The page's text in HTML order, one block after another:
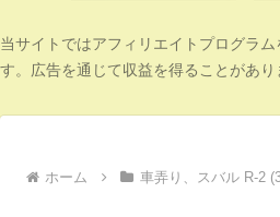
当サイトではアフィリエイトプログラ
す。広告を通じて収益を得ることがあり
ホーム 車弄り、スバル R-2